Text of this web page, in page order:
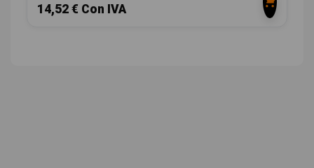
14,52 € Con IVA